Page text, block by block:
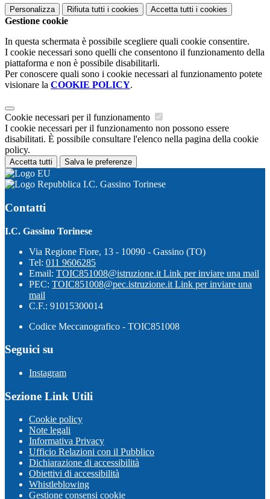
Personalizza Rifiuta tutti i cookies Accetta tutti i cookies
Gestione cookie
In questa schermata è possibile scegliere quali cookie consentire.
I cookie necessari sono quelli che consentono il funzionamento della
piattaforma e non è possibile disabilitarli.
Per conoscere quali sono i cookie necessari al funzionamento potete
visionare la COOKIE POLICY.
Cookie necessari per il funzionamento
I cookie necessari per il funzionamento non possono essere
disabilitati. È possibile consultare l'elenco nella pagina della cookie
policy.
Accetta tutti Salva le preferenze
I.C. Gassino Torinese
Contatti
I.C. Gassino Torinese
Via Regione Fiore, 13 - 10090 - Gassino (TO)
Tel: 011 9606285
Email: TOIC851008@istruzione.it Link per inviare una mail
PEC: TOIC851008@pec.istruzione.it Link per inviare una
mail
C.F.: 91015300014
Codice Meccanografico - TOIC851008
Seguici su
Instagram
Sezione Link Utili
Cookie policy
Note legali
Informativa Privacy
Ufficio Relazioni con il Pubblico
Dichiarazione di accessibilità
Obiettivi di accessibilità
Whistleblowing
Gestione consensi cookie